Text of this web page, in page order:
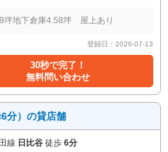
坪地下倉庫4.58坪 屋上あり
登録日：2026-07-13
30秒で完了！
無料問い合わせ
分）の貸店舗
線 日比谷 徒歩 6分